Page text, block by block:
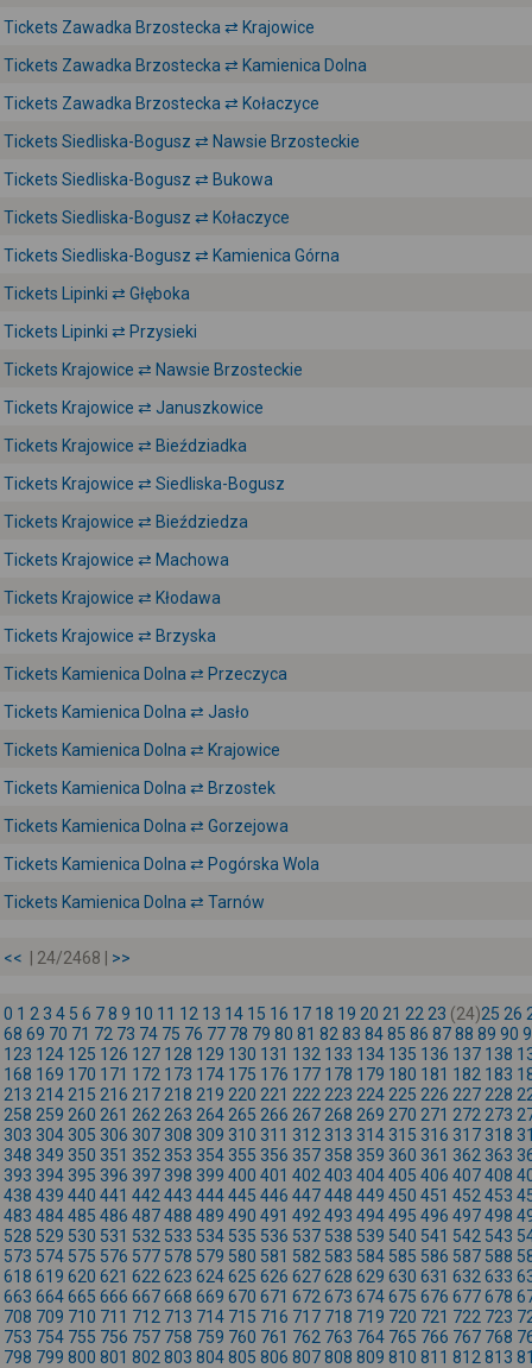
Tickets Zawadka Brzostecka ⇄ Krajowice
Tickets Zawadka Brzostecka ⇄ Kamienica Dolna
Tickets Zawadka Brzostecka ⇄ Kołaczyce
Tickets Siedliska-Bogusz ⇄ Nawsie Brzosteckie
Tickets Siedliska-Bogusz ⇄ Bukowa
Tickets Siedliska-Bogusz ⇄ Kołaczyce
Tickets Siedliska-Bogusz ⇄ Kamienica Górna
Tickets Lipinki ⇄ Głęboka
Tickets Lipinki ⇄ Przysieki
Tickets Krajowice ⇄ Nawsie Brzosteckie
Tickets Krajowice ⇄ Januszkowice
Tickets Krajowice ⇄ Bieździadka
Tickets Krajowice ⇄ Siedliska-Bogusz
Tickets Krajowice ⇄ Bieździedza
Tickets Krajowice ⇄ Machowa
Tickets Krajowice ⇄ Kłodawa
Tickets Krajowice ⇄ Brzyska
Tickets Kamienica Dolna ⇄ Przeczyca
Tickets Kamienica Dolna ⇄ Jasło
Tickets Kamienica Dolna ⇄ Krajowice
Tickets Kamienica Dolna ⇄ Brzostek
Tickets Kamienica Dolna ⇄ Gorzejowa
Tickets Kamienica Dolna ⇄ Pogórska Wola
Tickets Kamienica Dolna ⇄ Tarnów
<< | 24/2468 | >>
0 1 2 3 4 5 6 78 9 10 11 12 13 14 15 16 17 18 19 20 21 22 23 (24)25 26
68 69 70 71 72 73 74 75 76 77 78 79 80 81 82 83 8485 86 8788 89 90
123 124 125 126 127 128 129 130 131 132 133 134 135 136 137 138
168 169 170 171 172 173 174 175 176 177 178 179 180 181 182 183
213 214 215 216 217 218 219 220 221 222 223 224 225 226 227 228
258 259 260 261 262 263 264 265 266 267 268 269 270 271 272 273
303 304 305 306 307 308 309 310 311 312 313 314 315 316 317 318
348 349 350 351 352 353 354 355 356 357 358 359 360 361 362 363
393 394 395 396 397 398 399 400 401 402 403 404405 406 407408
438 439 440 441 442 443 444445 446 447448 449 450 451 452 453
483 484485 486 487488 489 490 491 492 493 494495 496 497498
528 529 530 531 532 533 534 535 536 537 538 539 540 541 542 543
573 574 575 576 577 578 579 580 581 582 583 584 585 586 587 588
618 619 620 621 622 623 624625 626 627628 629 630 631 632 633
663 664665 666 667668 669 670 671 672 673 674675 676 677678
708 709 710 711 712 713 714 715 716 717 718 719 720 721 722 723
753 754 755 756 757 758 759 760 761 762 763 764 765 766 767 768
798 799 800 801 802 803 804805 806 807808 809 810 811 812 813